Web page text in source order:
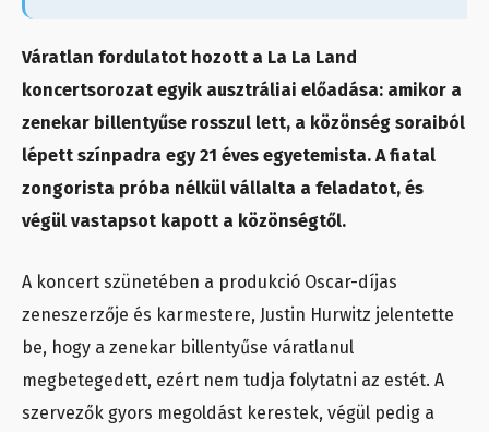
Váratlan fordulatot hozott a La La Land
koncertsorozat egyik ausztráliai előadása: amikor a
zenekar billentyűse rosszul lett, a közönség soraiból
lépett színpadra egy 21 éves egyetemista. A fiatal
zongorista próba nélkül vállalta a feladatot, és
végül vastapsot kapott a közönségtől.
A koncert szünetében a produkció Oscar-díjas
zeneszerzője és karmestere, Justin Hurwitz jelentette
be, hogy a zenekar billentyűse váratlanul
megbetegedett, ezért nem tudja folytatni az estét. A
szervezők gyors megoldást kerestek, végül pedig a